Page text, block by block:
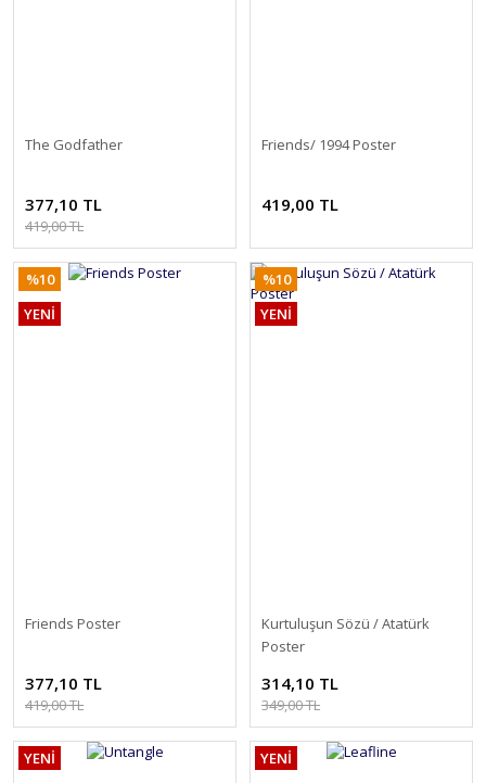
The Godfather
377,10 TL
419,00 TL
Friends/ 1994 Poster
419,00 TL
%10
YENİ
Friends Poster
377,10 TL
419,00 TL
%10
YENİ
Kurtuluşun Sözü / Atatürk
Poster
314,10 TL
349,00 TL
YENİ YENİ